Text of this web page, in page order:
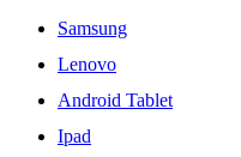
Samsung
Lenovo
Android Tablet
Ipad